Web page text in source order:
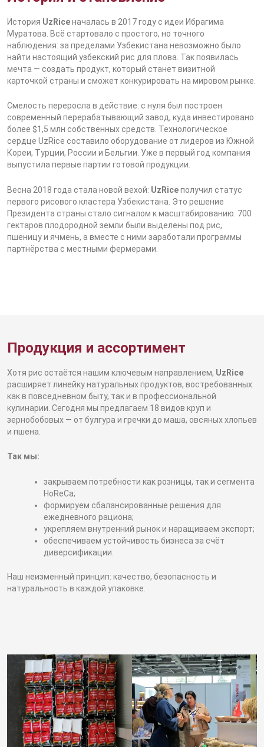
История UzRiceначалась в 2017 году с идеи Ибрагима
Муратова. Всё стартовало с простого, но точного
наблюдения: за пределами Узбекистана невозможно было
найти настоящий узбекский рис для плова. Так появилась
мечта — создать продукт, который станет визитной
карточкой страны и сможет конкурировать на мировом рынке.
Смелость переросла в действие: с нуля был построен
современный перерабатывающий завод, куда инвестировано
более $1,5 млн собственных средств. Технологическое
сердце UzRice составило оборудование от лидеров из Южной
Кореи, Турции, России и Бельгии. Уже в первый год компания
выпустила первые партии готовой продукции.
Весна 2018 года стала новой вехой: UzRiceполучил статус
первого рисового кластера Узбекистана. Это решение
Президента страны стало сигналом к масштабированию. 700
гектаров плодородной земли были выделены под рис,
пшеницу и ячмень, а вместе с ними заработали программы
партнёрства с местными фермерами.
Продукция и ассортимент
Хотя рис остаётся нашим ключевым направлением, UzRice
расширяет линейку натуральных продуктов, востребованных
как в повседневном быту, так и в профессиональной
кулинарии. Сегодня мы предлагаем 18 видов круп и
зернобобовых — от булгура и гречки до маша, овсяных хлопьев
и пшена.
Так мы:
закрываем потребности как розницы, так и сегмента
HoReCa;
формируем сбалансированные решения для
ежедневного рациона;
укрепляем внутренний рынок и наращиваем экспорт;
обеспечиваем устойчивость бизнеса за счёт
диверсификации.
Наш неизменный принцип: качество, безопасность и
натуральность в каждой упаковке.